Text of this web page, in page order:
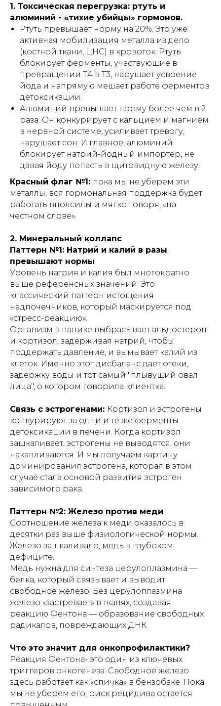
1. Токсическая перегрузка: ртуть и
алюминий - «тихие убийцы» гормонов.
Ртуть превышает норму на 20%. Это уже
активная мобилизация металла из депо
(костной ткани, ЦНС) в кровоток. Ртуть
блокирует ферменты, участвующие в
превращении Т4 в Т3, нарушает усвоение
йода и напрямую мешает работе ферментов
детоксикации.
Алюминий превышает норму более чем в 2
раза. Он конкурирует с кальцием и магнием
в нервной системе, усиливает тревогу,
нарушает сон. И главное, алюминий
блокирует натрий-йодный импортер, не
давая йоду попасть в щитовидную железу.
Красный флаг №1: пока мы не уберем эти
металлы, вся гормональная поддержка будет
работать вполсилы и мягко говоря, «на
честном слове».
2. Минеральный коллапс
Паттерн №1: Натрий и калий в разы
превышают нормы
Уровень натрия и калия был многократно
выше референсных значений. Это
классический паттерн истощения
надпочечников, который маскируется под
«стресс-реакцию».
Организм в панике выбрасывает альдостерон
и кортизол, задерживая натрий, чтобы
поддержать давление, и вымывает калий из
клеток. Именно этот дисбаланс дает отеки,
задержку воды и тот самый "плывущий овал
лица", о котором говорила клиентка.
Связь с эстрогенами: Кортизол и эстрогены
конкурируют за одни и те же ферменты
детоксикации в печени. Когда кортизол
зашкаливает, эстрогены не выводятся, они
накапливаются. И мы получаем картину
доминирования эстрогена, которая в этом
случае стала основой развития эстроген
зависимого рака.
Паттерн №2: Железо против меди
Соотношение железа к меди оказалось в
десятки раз выше физиологической нормы.
Железо зашкаливало, медь в глубоком
дефиците.
Медь нужна для синтеза церулоплазмина —
белка, который связывает и выводит
свободное железо. Без церулоплазмина
железо «застревает» в тканях, создавая
реакцию Фентона — образование свободных
радикалов, повреждающих ДНК.
Что это значит для онкопрофилактики?
Реакция Фентона- это один из ключевых
триггеров онкогенеза. Свободное железо
здесь работает как «спичка» в бензобаке. Пока
мы не уберем его, риск рецидива остается